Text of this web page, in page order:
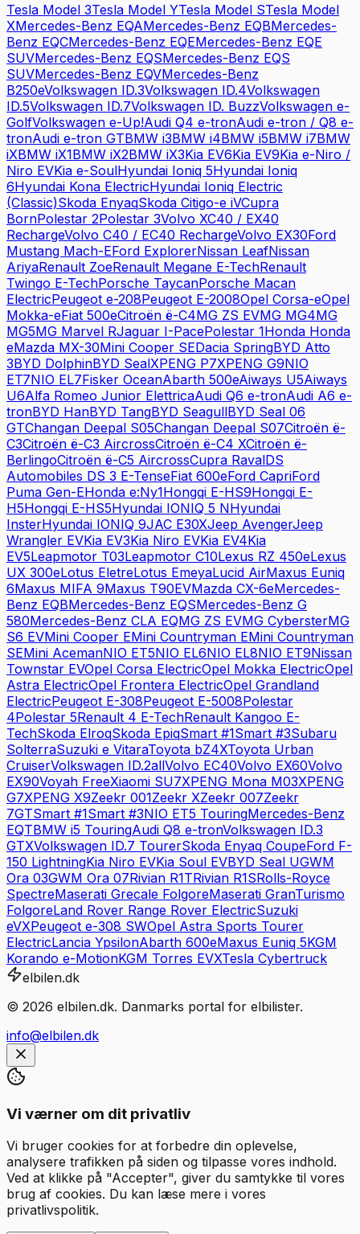
Tesla Model 3Tesla Model YTesla Model STesla Model
XMercedes-Benz EQAMercedes-Benz EQBMercedes-
Benz EQCMercedes-Benz EQEMercedes-Benz EQE
SUVMercedes-Benz EQSMercedes-Benz EQS
SUVMercedes-Benz EQVMercedes-Benz
B250eVolkswagen ID.3Volkswagen ID.4Volkswagen
ID.5Volkswagen ID.7Volkswagen ID. BuzzVolkswagen e-
GolfVolkswagen e-Up!Audi Q4 e-tronAudi e-tron / Q8 e-
tronAudi e-tron GTBMW i3BMW i4BMW i5BMW i7BMW
iXBMW iX1BMW iX2BMW iX3Kia EV6Kia EV9Kia e-Niro /
Niro EVKia e-SoulHyundai Ioniq 5Hyundai Ioniq
6Hyundai Kona ElectricHyundai Ioniq Electric
(Classic)Skoda EnyaqSkoda Citigo-e iVCupra
BornPolestar 2Polestar 3Volvo XC40 / EX40
RechargeVolvo C40 / EC40 RechargeVolvo EX30Ford
Mustang Mach-EFord ExplorerNissan LeafNissan
AriyaRenault ZoeRenault Megane E-TechRenault
Twingo E-TechPorsche TaycanPorsche Macan
ElectricPeugeot e-208Peugeot E-2008Opel Corsa-eOpel
Mokka-eFiat 500eCitroën ë-C4MG ZS EVMG MG4MG
MG5MG Marvel RJaguar I-PacePolestar 1Honda Honda
eMazda MX-30Mini Cooper SEDacia SpringBYD Atto
3BYD DolphinBYD SealXPENG P7XPENG G9NIO
ET7NIO EL7Fisker OceanAbarth 500eAiways U5Aiways
U6Alfa Romeo Junior ElettricaAudi Q6 e-tronAudi A6 e-
tronBYD HanBYD TangBYD SeagullBYD Seal 06
GTChangan Deepal S05Changan Deepal S07Citroën ë-
C3Citroën ë-C3 AircrossCitroën ë-C4 XCitroën ë-
BerlingoCitroën ë-C5 AircrossCupra RavalDS
Automobiles DS 3 E-TenseFiat 600eFord CapriFord
Puma Gen-EHonda e:Ny1Hongqi E-HS9Hongqi E-
H5Hongqi E-HS5Hyundai IONIQ 5 NHyundai
InsterHyundai IONIQ 9JAC E30XJeep AvengerJeep
Wrangler EVKia EV3Kia Niro EVKia EV4Kia
EV5Leapmotor T03Leapmotor C10Lexus RZ 450eLexus
UX 300eLotus EletreLotus EmeyaLucid AirMaxus Euniq
6Maxus MIFA 9Maxus T90EVMazda CX-6eMercedes-
Benz EQBMercedes-Benz EQSMercedes-Benz G
580Mercedes-Benz CLA EQMG ZS EVMG CybersterMG
S6 EVMini Cooper EMini Countryman EMini Countryman
SEMini AcemanNIO ET5NIO EL6NIO EL8NIO ET9Nissan
Townstar EVOpel Corsa ElectricOpel Mokka ElectricOpel
Astra ElectricOpel Frontera ElectricOpel Grandland
ElectricPeugeot E-308Peugeot E-5008Polestar
4Polestar 5Renault 4 E-TechRenault Kangoo E-
TechSkoda ElroqSkoda EpiqSmart #1Smart #3Subaru
SolterraSuzuki e VitaraToyota bZ4XToyota Urban
CruiserVolkswagen ID.2allVolvo EC40Volvo EX60Volvo
EX90Voyah FreeXiaomi SU7XPENG Mona M03XPENG
G7XPENG X9Zeekr 001Zeekr XZeekr 007Zeekr
7GTSmart #1Smart #3NIO ET5 TouringMercedes-Benz
EQTBMW i5 TouringAudi Q8 e-tronVolkswagen ID.3
GTXVolkswagen ID.7 TourerSkoda Enyaq CoupeFord F-
150 LightningKia Niro EVKia Soul EVBYD Seal UGWM
Ora 03GWM Ora 07Rivian R1TRivian R1SRolls-Royce
SpectreMaserati Grecale FolgoreMaserati GranTurismo
FolgoreLand Rover Range Rover ElectricSuzuki
eVXPeugeot e-308 SWOpel Astra Sports Tourer
ElectricLancia YpsilonAbarth 600eMaxus Euniq 5KGM
Korando e-MotionKGM Torres EVXTesla Cybertruck
elbilen.dk
© 2026 elbilen.dk. Danmarks portal for elbilister.
info@elbilen.dk
Vi værner om dit privatliv
Vi bruger cookies for at forbedre din oplevelse,
analysere trafikken på siden og tilpasse vores indhold.
Ved at klikke på "Accepter", giver du samtykke til vores
brug af cookies. Du kan læse mere i vores
privatlivspolitik.